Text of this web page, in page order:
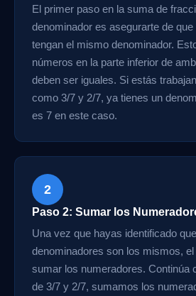
El primer paso en la suma de
denominador es asegurarte de
tengan el mismo denominador.
números en la parte inferior de
deben ser iguales. Si estás
como 3/7 y 2/7, ya tienes un
es 7 en este caso.
2
Paso 2: Sumar los
Una vez que hayas identificado
denominadores son los mismos,
sumar los numeradores. Continúa
de 3/7 y 2/7, sumamos los